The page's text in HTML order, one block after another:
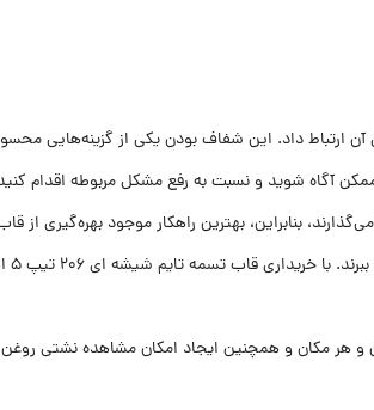
می‌توان به شفاف بودن حالت ظاهری آن ارتباط داد. این شفاف بودن
آگاه شوید و نسبت به رفع مشکل مربوطه اقدام
بنابراین،‌ بهترین راهکار موجود
و هر مکان و همچنین ایجاد امکان مشاهده نشتی